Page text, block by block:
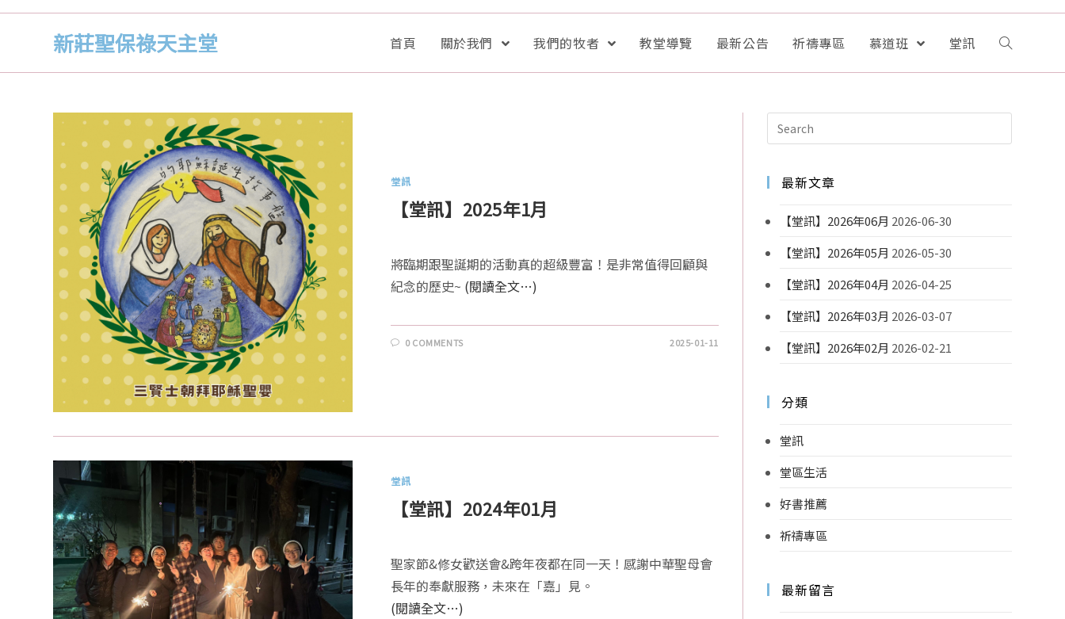
新莊聖保祿天主堂 首頁 關於我們 我們的牧者 教堂導覽 最新公告 祈禱專區 慕道班 堂訊
堂訊
【堂訊】2025年1月
將臨期跟聖誕期的活動真的超級豐富！是非常值得回顧與
紀念的歷史~ (閱讀全文…)
0 COMMENTS 2025-01-11
堂訊
【堂訊】2024年01月
聖家節&修女歡送會&跨年夜都在同一天！感謝中華聖母會
長年的奉獻服務，未來在「嘉」見。
(閱讀全文…)
最新文章
【堂訊】2026年06月 2026-06-30
【堂訊】2026年05月 2026-05-30
【堂訊】2026年04月 2026-04-25
【堂訊】2026年03月 2026-03-07
【堂訊】2026年02月 2026-02-21
分類
堂訊
堂區生活
好書推薦
祈禱專區
最新留言